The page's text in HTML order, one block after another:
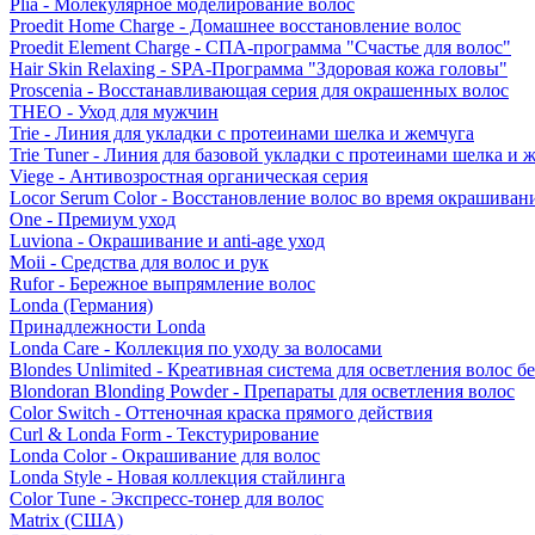
Plia - Молекулярное моделирование волос
Proedit Home Charge - Домашнее восстановление волос
Proedit Element Charge - СПА-программа "Счастье для волос"
Hair Skin Relaxing - SPA-Программа "Здоровая кожа головы"
Proscenia - Восстанавливающая серия для окрашенных волос
THEO - Уход для мужчин
Trie - Линия для укладки с протеинами шелка и жемчуга
Trie Tuner - Линия для базовой укладки с протеинами шелка и
Viege - Антивозростная органическая серия
Locor Serum Color - Восстановление волос во время
One - Премиум уход
Luviona - Окрашивание и anti-age уход
Moii - Средства для волос и рук
Rufor - Бережное выпрямление волос
Londa (Германия)
Принадлежности Londa
Londa Care - Коллекция по уходу за волосами
Blondes Unlimited - Креативная система для осветления волос
Blondoran Blonding Powder - Препараты для осветления волос
Color Switch - Оттеночная краска прямого действия
Curl & Londa Form - Текстурирование
Londa Color - Окрашивание для волос
Londa Style - Новая коллекция стайлинга
Color Tune - Экспресс-тонер для волос
Matrix (США)